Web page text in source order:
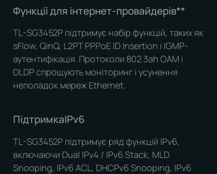
Функції для інтернет-провайдерів**
TL-SG3452P підтримує набір функцій, таких як
sFlow, QinQ, L2PT PPPoE ID Insertion і IGMP-
аутентифікація. Протоколи 802.3ah OAM і
DLDP спрощують моніторинг і усунення
неполадок мереж Ethernet.
ПідтримкаIPv6
TL-SG3452P підтримує ряд функцій IPv6,
включаючи Dual IPv4 / IPv6 Stack, MLD
Snooping, IPv6 ACL, DHCPv6 Snooping, IPv6